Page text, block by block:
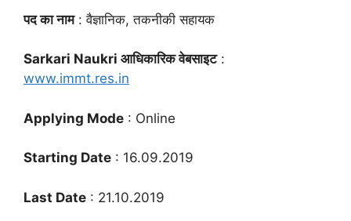
पद का नाम: वैज्ञानिक, तकनीकी सहायक
Sarkari Naukri आधिकारिक वेबसाइट:
www.immt.res.in
Applying Mode : Online
Starting Date : 16.09.2019
Last Date : 21.10.2019